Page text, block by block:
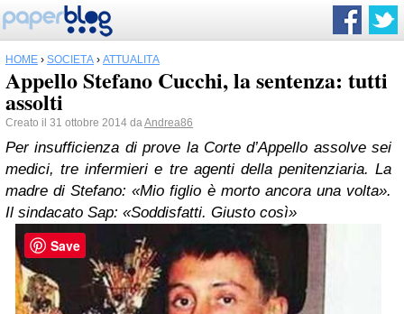
HOME › SOCIETÀ › ATTUALITÀ
Appello Stefano Cucchi, la sentenza: tutti
assolti
Creato il 31 ottobre 2014 daAndrea86
Per insufficienza di prove la Corte d’Appello assolve sei
medici, tre infermieri e tre agenti della penitenziaria. La
madre di Stefano: «Mio figlio è morto ancora una volta».
Il sindacato Sap: «Soddisfatti. Giusto così»
Save